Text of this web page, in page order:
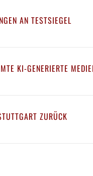
AN TESTSIEGEL
KI-GENERIERTE
ZURÜCK